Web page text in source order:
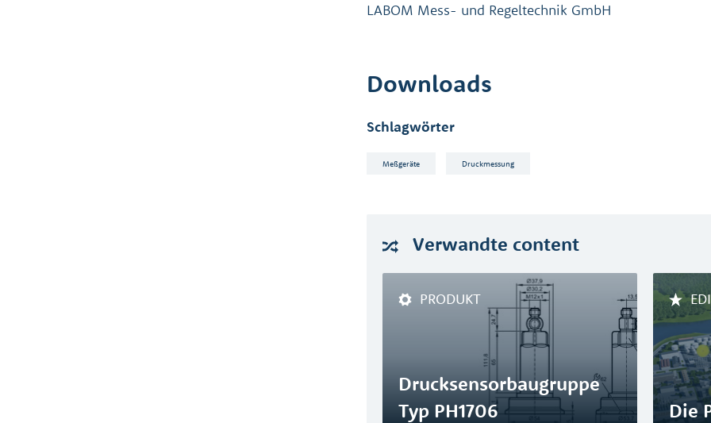
LABOM Mess- und Regeltechnik GmbH
Downloads
Schlagwörter
Meßgeräte Druckmessung
Verwandte content
PRODUKT
Drucksensorbaugruppe
Typ PH1706
Die